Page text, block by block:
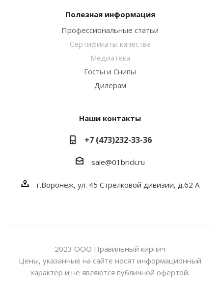
Полезная информация
Профессиональные статьи
Сертификаты качества
Медиатека
Госты и Снипы
Дилерам
Наши контакты
+7 (473)232-33-36
sale@01brick.ru
г.Воронеж, ул. 45 Стрелковой дивизии, д.62 А
2023 ООО Правильный кирпич
Цены, указанные на сайте носят информационный
характер и не являются публичной офертой.